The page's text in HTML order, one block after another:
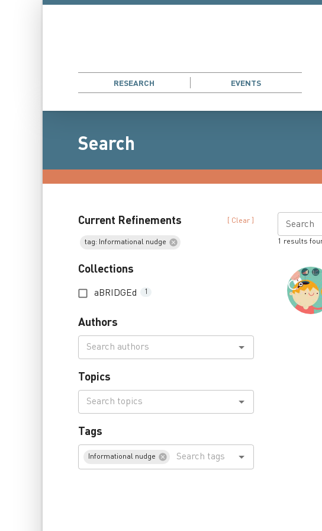
RESEARCH EVENTS
Search
Current Refinements
[ Clear ]
tag: Informational nudge
Collections
aBRIDGEd 1
Authors
Topics
Tags
Informational nudge
Search
1 results